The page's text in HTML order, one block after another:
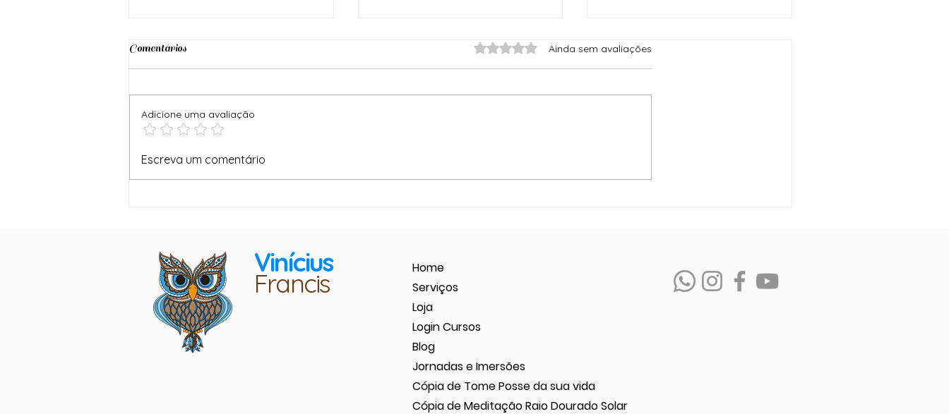
Empode-se e vença a ansiedade e
promissor para você?
Comentários Avaliado com 0 de 5 estrelas.
Ainda sem avaliações
Adicione uma avaliação
Escreva um comentário
Vinícius
Francis
Home
Serviços
Loja
Login Cursos
Blog
Jornadas e Imersões
Cópia de Tome Posse da sua vida
Cópia de Meditação Raio Dourado Solar